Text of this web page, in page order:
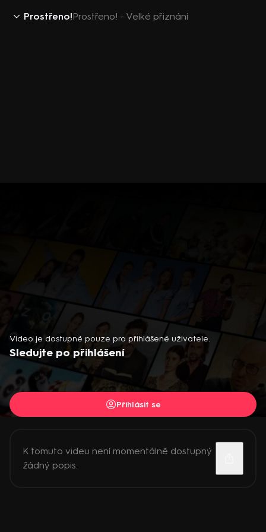
Prostřeno!Prostřeno! - Velké přiznání
Video je dostupné pouze pro přihlášené uživatele.
Sledujte po přihlášení
Přihlásit se
K tomuto videu není momentálně dostupný
žádný popis.